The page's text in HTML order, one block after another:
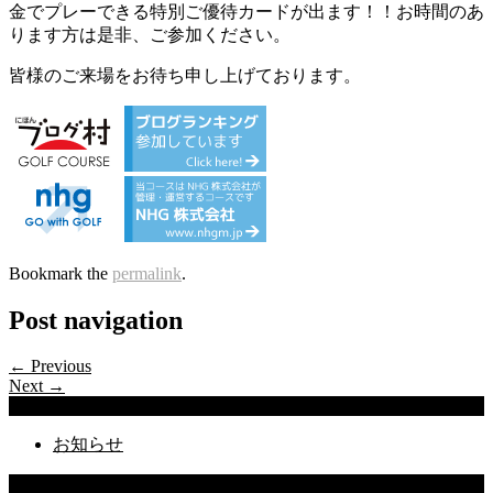
金でプレーできる特別ご優待カードが出ます！！お時間のあ
ります方は是非、ご参加ください。
皆様のご来場をお待ち申し上げております。
Bookmark the permalink.
Post navigation
← Previous
Next →
お知らせ